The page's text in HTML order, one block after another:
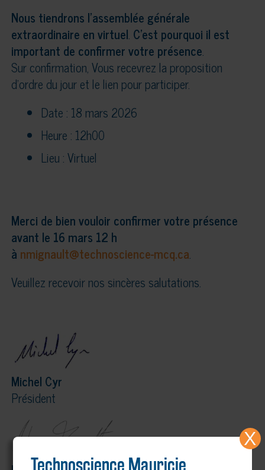
Nous tiendrons l’assemblée générale
extraordinaire en virtuel. C’est pourquoi il est
important de confirmer votre présence.
Sur confirmation, Vous recevrez la proposition
d’ordre du jour et le lien pour participer.
Date : 18 mars 2026
Heure : 12h00
Lieu : Virtuel
Merci de bien vouloir confirmer votre présence
avant le 16 mars 12 h
à nmignault@technoscience-mcq.ca.
Veuillez recevoir nos sincères salutations.
Michel Cyr
Président
Technoscience Mauricie,
X